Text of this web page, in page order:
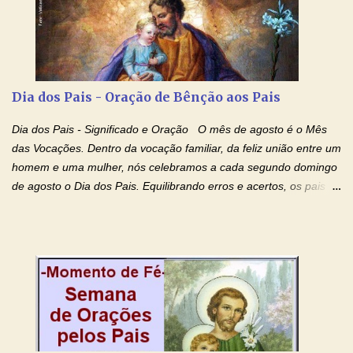
Momento de Fé, vamos juntos formar uma forte corrente de
orações com o Padre Marcelo. Não desista do milagre, da cura;
tenha fé, creia firmemente e ore incessantemente até que o
Kairós aconteça em sua vida. Fique no Amor Ágape de Jesus e
no Amor Materno de Nossa Senhora. Adriana-Devoção e Fé
Mensagem do Padre Marcelo Rossi por E-mail: Amados!! Nesta
quarta feira, vamos orar pelas pessoas que sofrem com as
doenças do coração, NO SAGRADO CORAÇÃO DE JESUS E NO
IMACULADO CORAÇÃO DE MAR...
Dia dos Pais - Oração de Bênção aos Pais
Dia dos Pais - Significado e Oração O mês de agosto é o Mês
das Vocações. Dentro da vocação familiar, da feliz união entre um
homem e uma mulher, nós celebramos a cada segundo domingo
de agosto o Dia dos Pais. Equilibrando erros e acertos, os pais
conforto, boa alimentação, educação de qualidade. E, em geral,
procuram orientá-los para que enfrentem o mundo, com suas
alegrias, com seus dissabores. Acompanham-nos em suas
vitórias, em seus fracassos, em suas lutas. É claro que há
exceções, mas essas exceções só confirmam uma regra porque